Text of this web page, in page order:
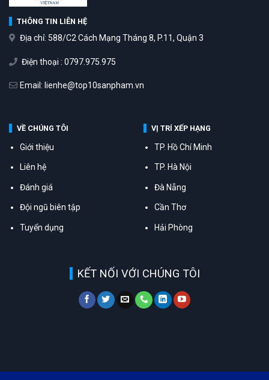
THÔNG TIN LIÊN HỆ
Địa chỉ: 588/C2 Cách Mạng Tháng 8, P.11, Quận 3
Điện thoại : 0797.975.975
Email: lienhe@top10sanpham.vn
VỀ CHÚNG TÔI
Giới thiệu
Liên hệ
Đánh giá
Đội ngũ biên tập
Tuyển dụng
VỊ TRÍ XẾP HẠNG
TP. Hồ Chí Minh
TP. Hà Nội
Đà Nẵng
Cần Thơ
Hải Phòng
KẾT NỐI VỚI CHÚNG TÔI